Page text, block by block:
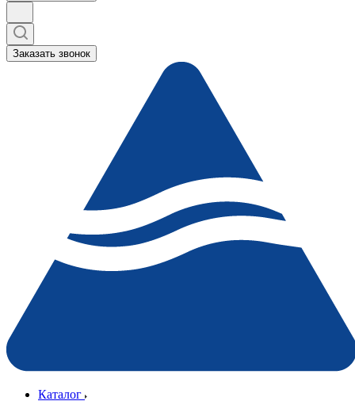
Заказать звонок
Каталог